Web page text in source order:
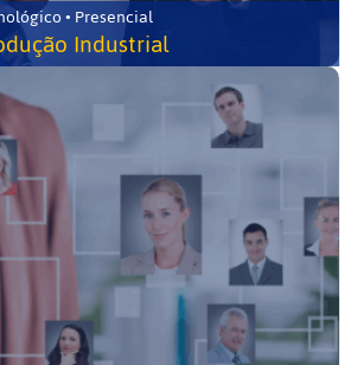
• Presencial
Industrial